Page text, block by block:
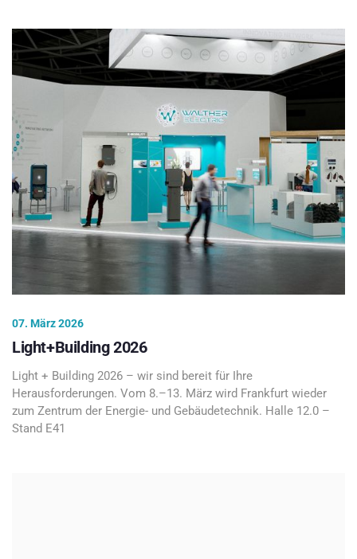
07. März 2026
Light+Building 2026
Light + Building 2026 – wir sind bereit für Ihre
Herausforderungen. Vom 8.–13. März wird Frankfurt wieder
zum Zentrum der Energie- und Gebäudetechnik. Halle 12.0 –
Stand E41